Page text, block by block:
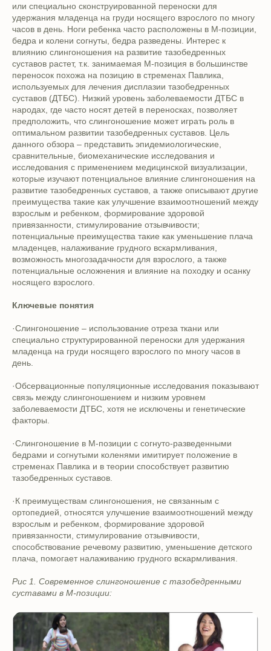
или специально сконструированной переноски для
удержания младенца на груди носящего взрослого по многу
часов в день. Ноги ребенка часто расположены в М-позиции,
бедра и колени согнуты, бедра разведены. Интерес к
влиянию слингоношения на развитие тазобедренных
суставов растет, т.к. занимаемая М-позиция в большинстве
переносок похожа на позицию в стременах Павлика,
используемых для лечения дисплазии тазобедренных
суставов (ДТБС). Низкий уровень заболеваемости ДТБС в
народах, где часто носят детей в переносках, позволяет
предположить, что слингоношение может играть роль в
оптимальном развитии тазобедренных суставов. Цель
данного обзора – представить эпидемиологические,
сравнительные, биомеханические исследования и
исследования с применением медицинской визуализации,
которые изучают потенциальное влияние слингоношения на
развитие тазобедренных суставов, а также описывают другие
преимущества такие как улучшение взаимоотношений между
взрослым и ребенком, формирование здоровой
привязанности, стимулирование отзывчивости;
потенциальные преимущества такие как уменьшение плача
младенцев, налаживание грудного вскармливания,
возможность многозадачности для взрослого, а также
потенциальные осложнения и влияние на походку и осанку
носящего взрослого.
Ключевые понятия
·Слингоношение – использование отреза ткани или
специально структурированной переноски для удержания
младенца на груди носящего взрослого по многу часов в
день.
·Обсервационные популяционные исследования показывают
связь между слингоношением и низким уровнем
заболеваемости ДТБС, хотя не исключены и генетические
факторы.
·Слингоношение в М-позиции с согнуто-разведенными
бедрами и согнутыми коленями имитирует положение в
стременах Павлика и в теории способствует развитию
тазобедренных суставов.
·К преимуществам слингоношения, не связанным с
ортопедией, относятся улучшение взаимоотношений между
взрослым и ребенком, формирование здоровой
привязанности, стимулирование отзывчивости,
способствование речевому развитию, уменьшение детского
плача, помогает налаживанию грудного вскармливания.
Рис 1. Современное слингоношение с тазобедренными
суставами в М-позиции: